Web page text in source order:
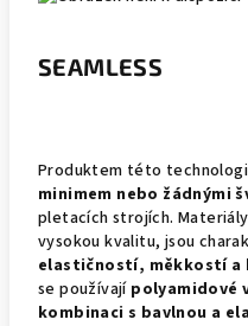
SEAMLESS
Produktem této
minimem nebo žádnými
pletacích strojích.
vysokou kvalitu, jsou
elastičností, měkkostí a
se používají polyamidové
kombinaci s bavlnou a